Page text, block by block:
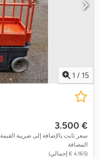
1 / 15
‏3.500 €
سعر ثابت بالإضافة إلى ضريبة القيمة
المضافة
(‏4.165 € إجمالي)